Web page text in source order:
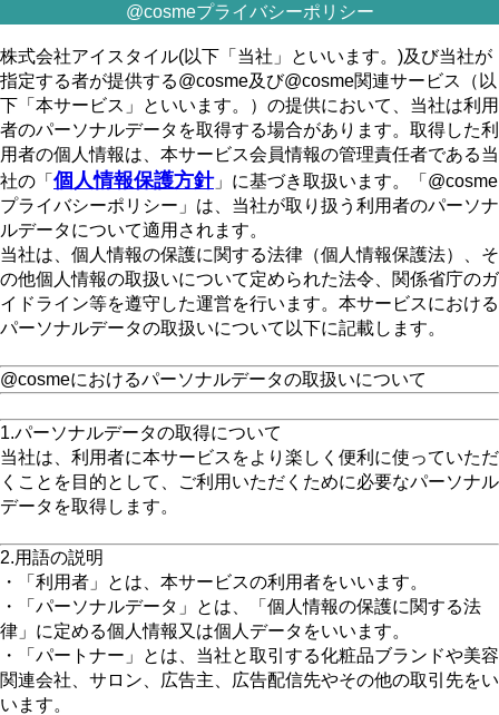
@cosmeプライバシーポリシー
株式会社アイスタイル(以下「当社」といいます。)及び当社が
指定する者が提供する@cosme及び@cosme関連サービス（以
下「本サービス」といいます。）の提供において、当社は利用
者のパーソナルデータを取得する場合があります。取得した利
用者の個人情報は、本サービス会員情報の管理責任者である当
社の「 個人情報保護方針」に基づき取扱います。「@cosme
プライバシーポリシー」は、当社が取り扱う利用者のパーソナ
ルデータについて適用されます。
当社は、個人情報の保護に関する法律（個人情報保護法）、そ
の他個人情報の取扱いについて定められた法令、関係省庁のガ
イドライン等を遵守した運営を行います。本サービスにおける
パーソナルデータの取扱いについて以下に記載します。
@cosmeにおけるパーソナルデータの取扱いについて
1.パーソナルデータの取得について
当社は、利用者に本サービスをより楽しく便利に使っていただ
くことを目的として、ご利用いただくために必要なパーソナル
データを取得します。
2.用語の説明
・「利用者」とは、本サービスの利用者をいいます。
・「パーソナルデータ」とは、「個人情報の保護に関する法
律」に定める個人情報又は個人データをいいます。
・「パートナー」とは、当社と取引する化粧品ブランドや美容
関連会社、サロン、広告主、広告配信先やその他の取引先をい
います。